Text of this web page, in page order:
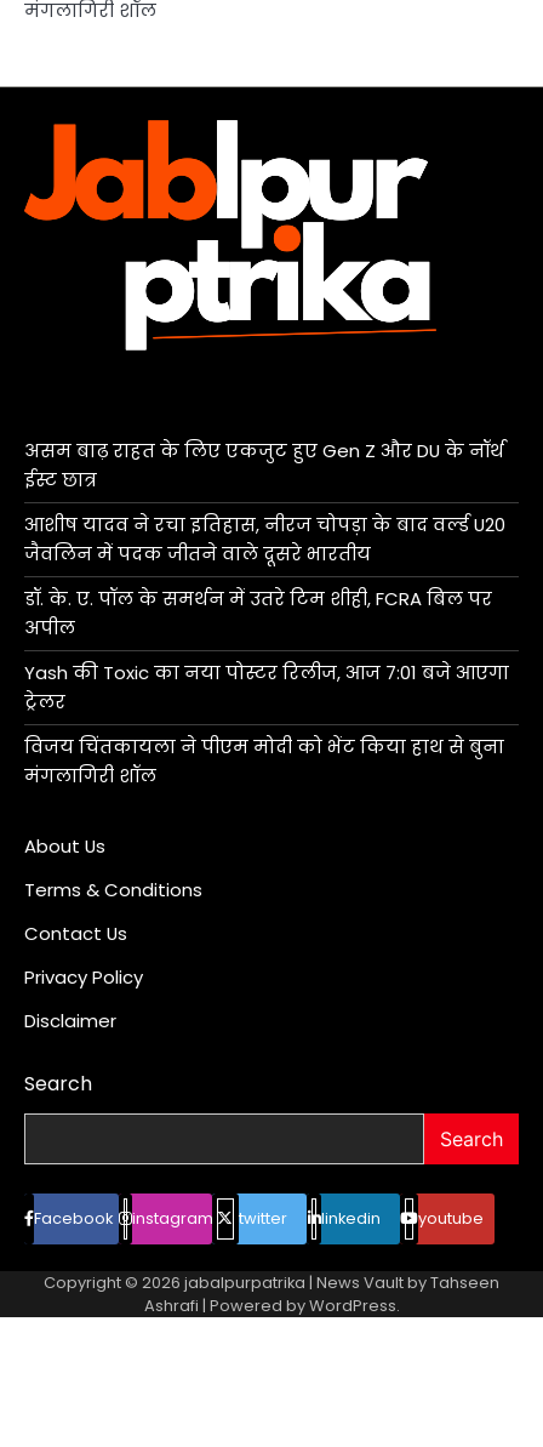
मंगलागिरी शॉल
असम बाढ़ राहत के लिए एकजुट हुए Gen Z और DU के नॉर्थ
ईस्ट छात्र
आशीष यादव ने रचा इतिहास, नीरज चोपड़ा के बाद वर्ल्ड U20
जैवलिन में पदक जीतने वाले दूसरे भारतीय
डॉ. के. ए. पॉल के समर्थन में उतरे टिम शीही, FCRA बिल पर
अपील
Yash की Toxic का नया पोस्टर रिलीज, आज 7:01 बजे आएगा
ट्रेलर
विजय चिंतकायला ने पीएम मोदी को भेंट किया हाथ से बुना
मंगलागिरी शॉल
About Us
Terms & Conditions
Contact Us
Privacy Policy
Disclaimer
Search
Search
Facebook instagram twitter linkedin youtube
Copyright © 2026 jabalpurpatrika | News Vault byTahseen
Ashrafi | Powered byWordPress.